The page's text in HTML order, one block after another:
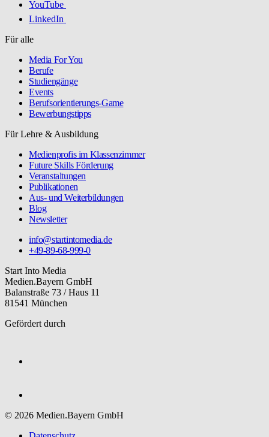
YouTube
LinkedIn
Für alle
Media For You
Berufe
Studiengänge
Events
Berufsorientierungs-Game
Bewerbungstipps
Für Lehre & Ausbildung
Medienprofis im Klassenzimmer
Future Skills Förderung
Veranstaltungen
Publikationen
Aus- und Weiterbildungen
Blog
Newsletter
info@startintomedia.de
+49-89-68-999-0
Start Into Media
Medien.Bayern GmbH
Balanstraße 73 / Haus 11
81541 München
Gefördert durch
© 2026 Medien.Bayern GmbH